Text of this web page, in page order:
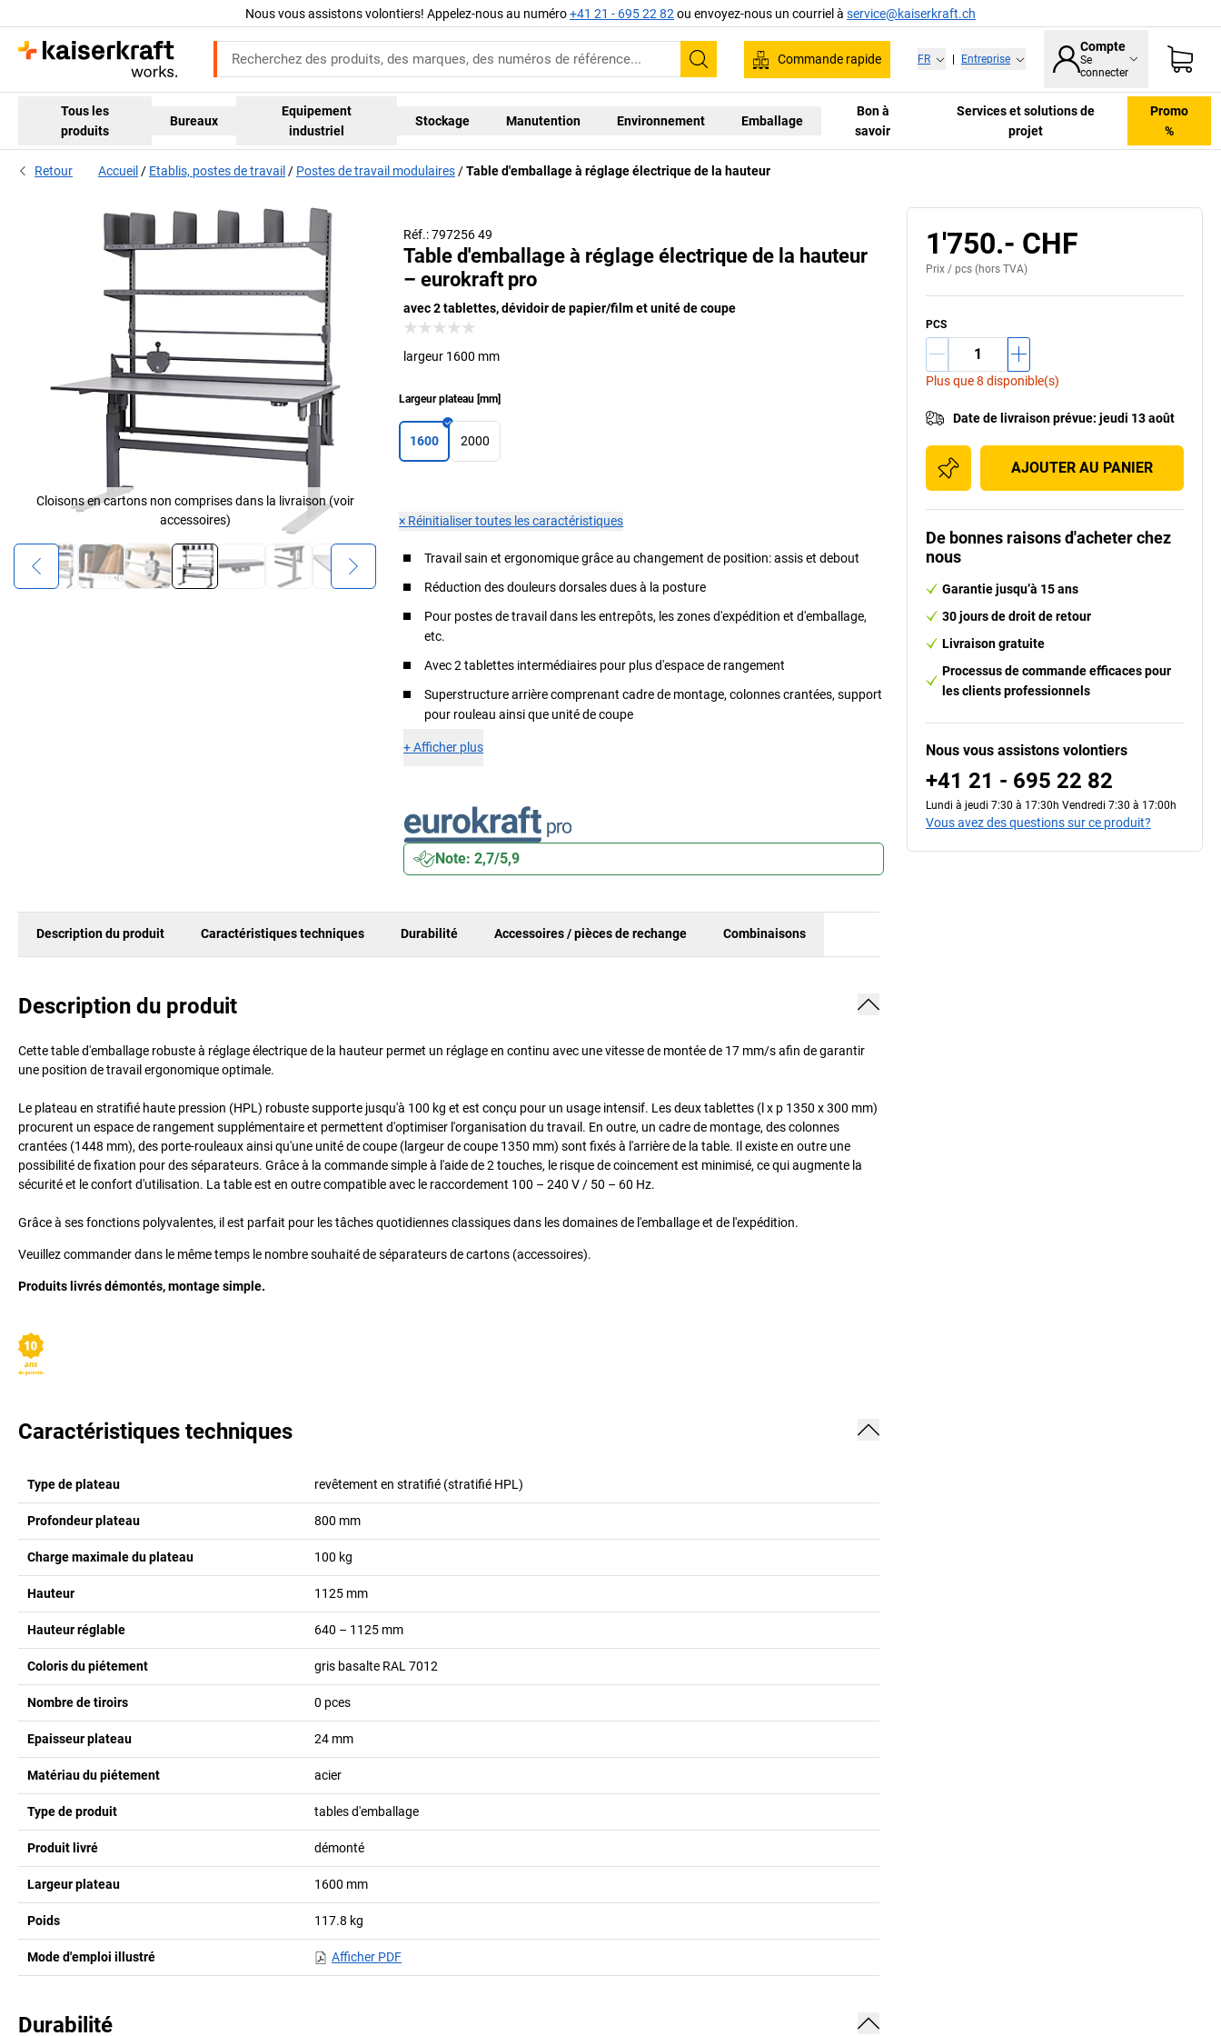
Nous vous assistons volontiers! Appelez-nous au numéro+41 21 - 695 22 82 ou envoyez-nous un courriel à service@kaiserkraft.ch
Recherche
Commande rapide FR Entreprise
Compte
Se
connecter
Tous les
produits
Bureaux
Equipement
industriel
Stockage Manutention Environnement Emballage
Bon à
savoir
Services et solutions de
projet
Promo
%
Retour Accueil Etablis, postes de travail Postes de travail modulaires Table d'emballage à réglage électrique de la hauteur
Réf.: 797256 49
Table d'emballage à réglage électrique de la hauteur
– eurokraft pro
avec 2 tablettes, dévidoir de papier/film et unité de coupe
largeur 1600 mm
Largeur plateau [mm]
1600 2000
× Réinitialiser toutes les caractéristiques
Travail sain et ergonomique grâce au changement de position: assis et debout
Réduction des douleurs dorsales dues à la posture
Pour postes de travail dans les entrepôts, les zones d'expédition et d'emballage,
etc.
Avec 2 tablettes intermédiaires pour plus d'espace de rangement
Superstructure arrière comprenant cadre de montage, colonnes crantées, support
pour rouleau ainsi que unité de coupe
+Afficher plus
Note: 2,7/5,9
Cloisons en cartons non comprises dans la livraison (voir
accessoires)
Description du produit Caractéristiques techniques Durabilité Accessoires / pièces de rechange Combinaisons
Description du produit
Cette table d'emballage robuste à réglage électrique de la hauteur permet un réglage en continu avec une vitesse de montée de 17 mm/s afin de garantir
une position de travail ergonomique optimale.
Le plateau en stratifié haute pression (HPL) robuste supporte jusqu'à 100 kg et est conçu pour un usage intensif. Les deux tablettes (l x p 1350 x 300 mm)
procurent un espace de rangement supplémentaire et permettent d'optimiser l'organisation du travail. En outre, un cadre de montage, des colonnes
crantées (1448 mm), des porte-rouleaux ainsi qu'une unité de coupe (largeur de coupe 1350 mm) sont fixés à l'arrière de la table. Il existe en outre une
possibilité de fixation pour des séparateurs. Grâce à la commande simple à l'aide de 2 touches, le risque de coincement est minimisé, ce qui augmente la
sécurité et le confort d'utilisation. La table est en outre compatible avec le raccordement 100 – 240 V / 50 – 60 Hz.
Grâce à ses fonctions polyvalentes, il est parfait pour les tâches quotidiennes classiques dans les domaines de l'emballage et de l'expédition.
Veuillez commander dans le même temps le nombre souhaité de séparateurs de cartons (accessoires).
Produits livrés démontés, montage simple.
Caractéristiques techniques
Type de plateau revêtement en stratifié (stratifié HPL)
Profondeur plateau 800 mm
Charge maximale du plateau 100 kg
Hauteur 1125 mm
Hauteur réglable 640 – 1125 mm
Coloris du piétement gris basalte RAL 7012
Nombre de tiroirs 0 pces
Epaisseur plateau 24 mm
Matériau du piétement acier
Type de produit tables d'emballage
Produit livré démonté
Largeur plateau 1600 mm
Poids 117.8 kg
Mode d'emploi illustré Afficher PDF
Durabilité
1'750.- CHF
Prix / pcs (hors TVA)
PCS
Plus que 8 disponible(s)
Date de livraison prévue: jeudi 13 août
AJOUTER AU PANIER
De bonnes raisons d'acheter chez
nous
Garantie jusqu’à 15 ans
30 jours de droit de retour
Livraison gratuite
Processus de commande efficaces pour
les clients professionnels
Nous vous assistons volontiers
+41 21 - 695 22 82
Lundi à jeudi 7:30 à 17:30h Vendredi 7:30 à 17:00h
Vous avez des questions sur ce produit?